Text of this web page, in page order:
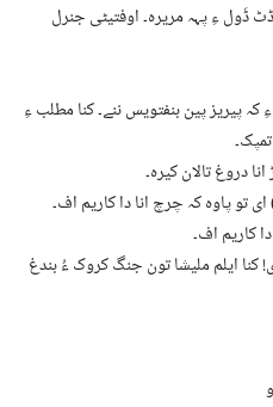
ڈَول ءِ پہہ مریرہ۔ اوفتیٹی جنرل
پیریز پین بنفتویس ننے۔ کنا مطلب ءِ
دروغ تالان کیرہ۔
تو پاوہ کہ چرچ انا دا کاریم اف۔
کاریم اف۔
کنا ایلم ملیشا تون جنگ کروک ءُ بندغ